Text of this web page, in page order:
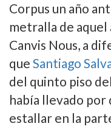
Corpus un año
metralla de
Canvis Nous, a
que Santiago
del quinto piso
habí­a llevado
estallar en la